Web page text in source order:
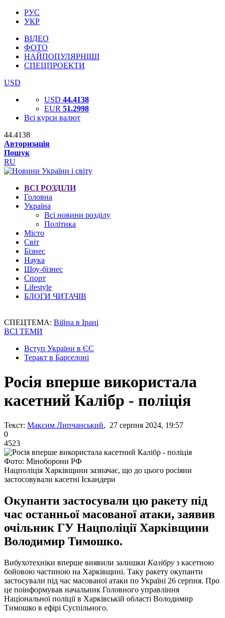
РУС
УКР
ВІДЕО
ФОТО
НАЙПОПУЛЯРНІШІ
СПЕЦПРОЕКТИ
USD
USD 44.4138
EUR 51.2998
Всі курси валют
44.4138
Авторизація
Пошук
RU
ВСІ РОЗДІЛИ
Головна
Україна
Всі новини розділу
Політика
Місто
Світ
Бізнес
Наука
Шоу-бізнес
Спорт
Lifestyle
БЛОГИ ЧИТАЧІВ
СПЕЦТЕМА: Війна в Ірані
ВСІ ТЕМИ
Вступ України в ЄС
Теракт в Барселоні
Росія вперше використала
касетний Калібр - поліція
Текст: Максим Липчанський, 27 серпня 2024, 19:57
0
4523
Фото: Міноборони РФ
Нацполіція Харківщини зазначає, що до цього росіяни
застосовували касетні Іскандери
Окупанти застосували цю ракету під
час останньої масованої атаки, заявив
очільник ГУ Нацполіції Харківщини
Володимир Тимошко.
Вибухотехніки вперше виявили залишки Калібру з касетною
бойовою частиною на Харківщині. Таку ракету окупанти
застосували під час масованої атаки по Україні 26 серпня. Про
це поінформував начальник Головного управління
Національної поліції в Харківській області Володимир
Тимошко в ефірі Суспільного.